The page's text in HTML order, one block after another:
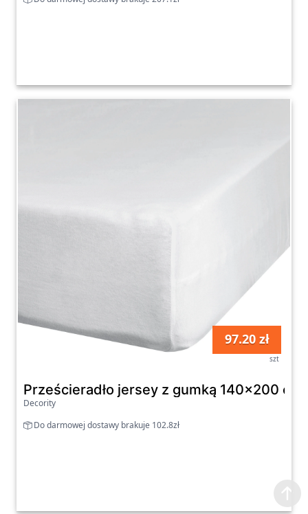
97.20 zł
szt
Prześcieradło jersey z gumką 140x200
Decority
Do darmowej dostawy brakuje 102.8zł